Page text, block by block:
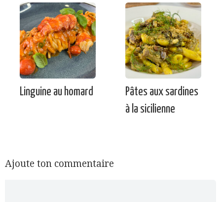
Linguine au homard
Pâtes aux sardines
à la sicilienne
Ajoute ton commentaire